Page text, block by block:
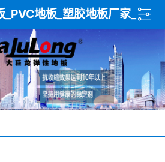
地板_塑胶地板厂家_
材地板_武汉达利美建材